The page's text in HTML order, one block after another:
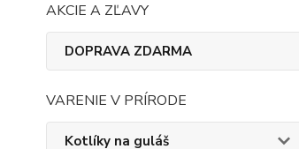
AKCIE A ZĽAVY
DOPRAVA ZDARMA
VARENIE V PRÍRODE
Kotlíky na guláš